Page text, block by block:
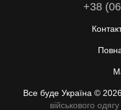
+38
Все буде Україна ©
військового